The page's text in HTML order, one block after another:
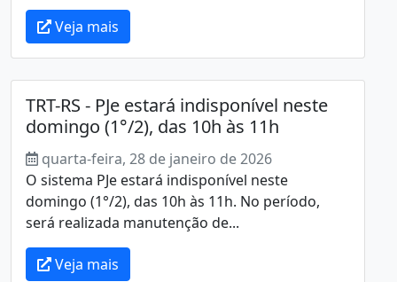
Veja mais
TRT-RS - PJe estará indisponível neste
domingo (1°/2), das 10h às 11h
quarta-feira, 28 de janeiro de 2026
O sistema PJe estará indisponível neste
domingo (1°/2), das 10h às 11h. No período,
será realizada manutenção de...
Veja mais